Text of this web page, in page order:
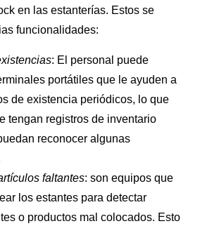
en las estanterías. Estos se
funcionalidades:
: El personal puede
portátiles que le ayuden a
de existencia periódicos, lo que
tengan registros de inventario
reconocer algunas
faltantes: son equipos que
los estantes para detectar
o productos mal colocados. Esto